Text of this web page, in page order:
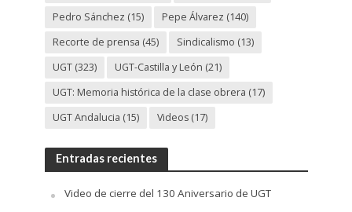
Pedro Sánchez (15) Pepe Álvarez (140)
Recorte de prensa (45) Sindicalismo (13)
UGT(323) UGT-Castilla y León (21)
UGT: Memoria histórica de la clase obrera (17)
UGT Andalucia (15) Videos(17)
Entradas recientes
Video de cierre del 130 Aniversario de UGT